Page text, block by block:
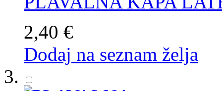
2,40 €
Dodaj na seznam želja